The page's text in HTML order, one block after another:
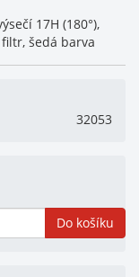
17H (180°),
šedá barva
32053
Do košíku